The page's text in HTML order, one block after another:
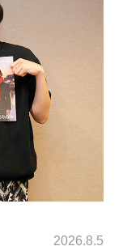
2026.8.5